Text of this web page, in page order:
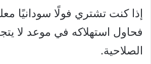
إذا كنت تشتري فولًا سودانيًا
فحاول استهلاكه في موعد لا
الصلاحية.